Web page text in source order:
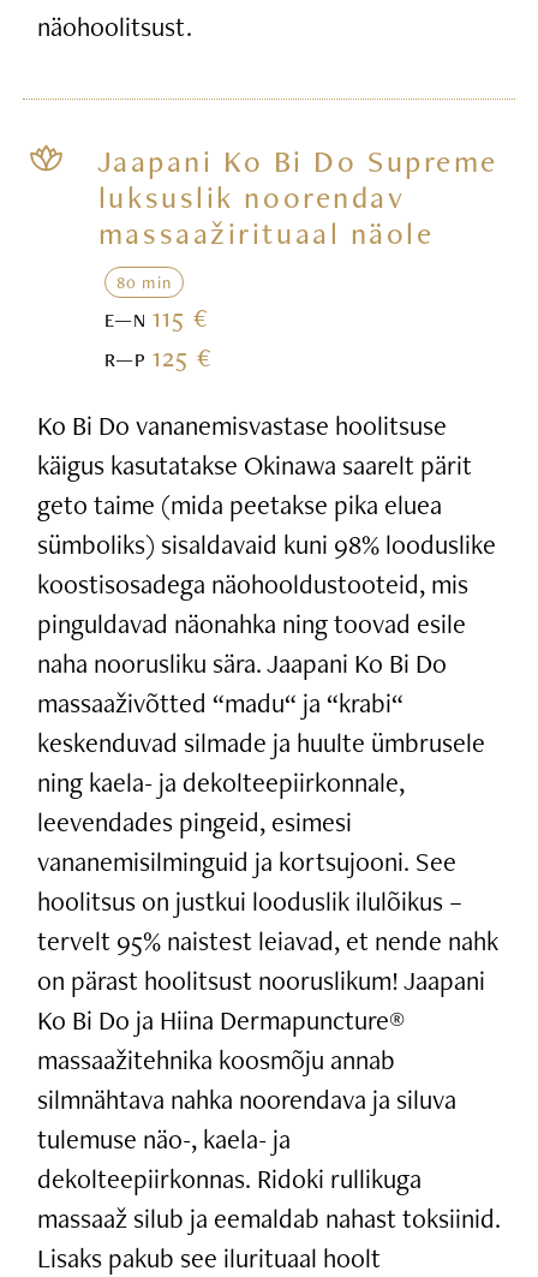
näohoolitsust.
Jaapani Ko Bi Do Supreme
luksuslik noorendav
massaažirituaal näole
80 min
E—N115 €
R—P125 €
Ko Bi Do vananemisvastase hoolitsuse
käigus kasutatakse Okinawa saarelt pärit
geto taime (mida peetakse pika eluea
sümboliks) sisaldavaid kuni 98% looduslike
koostisosadega näohooldustooteid, mis
pinguldavad näonahka ning toovad esile
naha noorusliku sära. Jaapani Ko Bi Do
massaaživõtted “madu“ ja “krabi“
keskenduvad silmade ja huulte ümbrusele
ning kaela- ja dekolteepiirkonnale,
leevendades pingeid, esimesi
vananemisilminguid ja kortsujooni. See
hoolitsus on justkui looduslik ilulõikus –
tervelt 95% naistest leiavad, et nende nahk
on pärast hoolitsust nooruslikum! Jaapani
Ko Bi Do ja Hiina Dermapuncture®
massaažitehnika koosmõju annab
silmnähtava nahka noorendava ja siluva
tulemuse näo-, kaela- ja
dekolteepiirkonnas. Ridoki rullikuga
massaaž silub ja eemaldab nahast toksiinid.
Lisaks pakub see ilurituaal hoolt